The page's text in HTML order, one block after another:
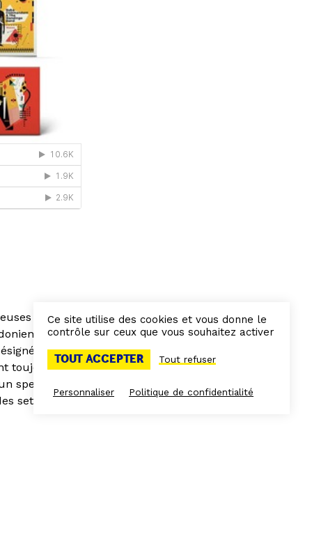
Boiler
comme
toujours
spectre
sets de
Ce site utilise des cookies et vous donne le
contrôle sur ceux que vous souhaitez activer
TOUT ACCEPTER Tout refuser
Personnaliser Politique de confidentialité